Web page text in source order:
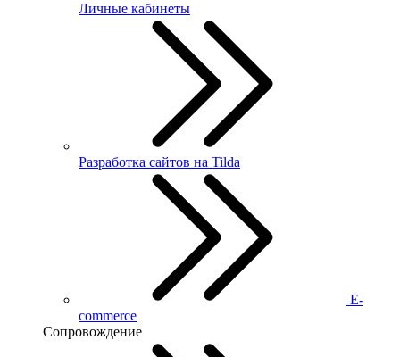
Личные кабинеты
Разработка сайтов на Tilda
E-
commerce
Сопровождение